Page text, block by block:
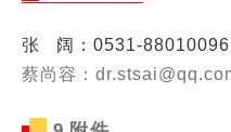
张 阔：0531-88010096
蔡尚容：